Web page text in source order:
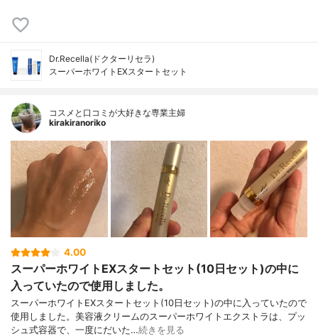
Dr.Recella(ドクターリセラ)
スーパーホワイトEXスタートセット
コスメと口コミが大好きな専業主婦
kirakiranoriko
4.00
スーパーホワイトEXスタートセット(10日セット)の中に
入っていたので使用しました。
スーパーホワイトEXスタートセット(10日セット)の中に入っていたので
使用しました。美容液クリームのスーパーホワイトエクストラは、プッ
シュ式容器で、一度にだいた…続きを見る